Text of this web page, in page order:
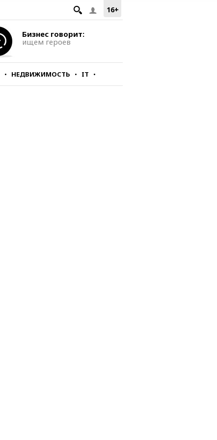
16+
Бизнес говорит:
ищем героев
НЕДВИЖИМОСТЬ IT